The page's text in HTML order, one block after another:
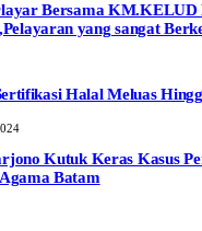
Bersama KM.KELUD
yang sangat
Halal Meluas
Kutuk Keras Kasus
Batam